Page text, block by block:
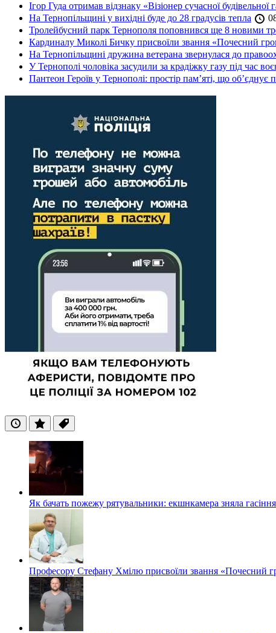
Ігор Гуда отримав відзнаку «Візіонер сучасної будівельної
На Тернопільщині у вихідні буде до 28 градусів тепла
Тролейбусний парк Тернополя поповнився ще 8 новими
Кардиналу Миколі Бичку присвоїли звання «Почесний
На Тернопільщині дружина ветерана звернулася до
У Тернополі чоловіка засудили за крадіжку газу під час
Пантеон Героїв у Тернополі: простір пам’яті, що об’єднує
ОстанніПопулярні
Теги
Як бачать пожежу рятувальники: екшнкамера зняла
Професору Стефану Хмілю присвоїли звання «Почесний